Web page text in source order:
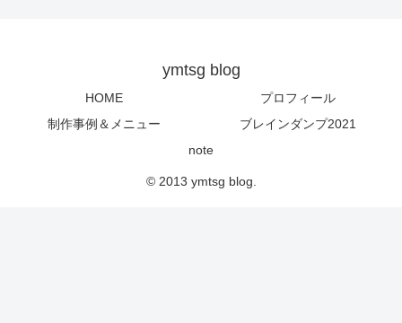
ymtsg blog
HOME
プロフィール
制作事例＆メニュー
ブレインダンプ2021
note
© 2013 ymtsg blog.